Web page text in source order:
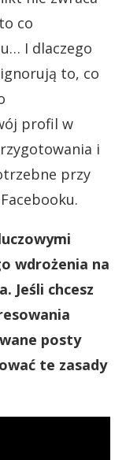
co
I dlaczego
to, co
profil w
i
przy
wdrożenia na
Jeśli chcesz
posty
te zasady